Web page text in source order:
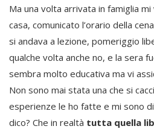
Ma una volta arrivata in famiglia
casa, comunicato l’orario della
si andava a lezione, pomeriggio
qualche volta anche no, e la sera
sembra molto educativa ma vi
Non sono mai stata una che si
esperienze le ho fatte e mi sono
dico? Che in realtà tutta quella